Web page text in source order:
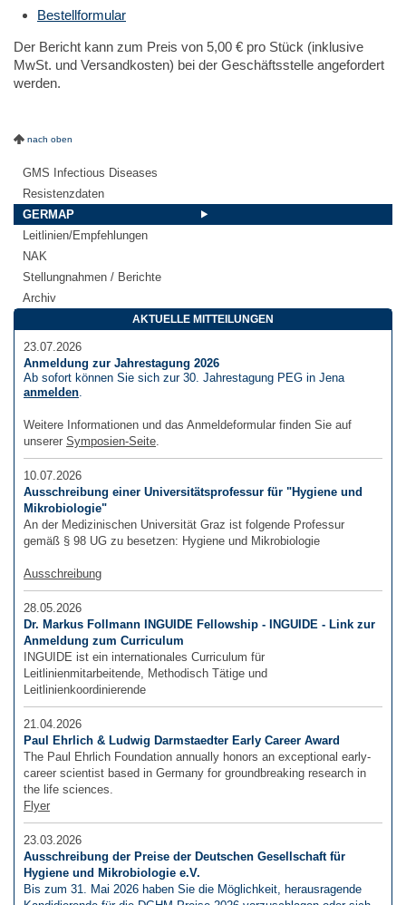
Bestellformular
Der Bericht kann zum Preis von 5,00 € pro Stück (inklusive
MwSt. und Versandkosten) bei der Geschäftsstelle angefordert
werden.
nach oben
GMS Infectious Diseases
Resistenzdaten
GERMAP
Leitlinien/Empfehlungen
NAK
Stellungnahmen / Berichte
Archiv
AKTUELLE MITTEILUNGEN
23.07.2026
Anmeldung zur Jahrestagung 2026
Ab sofort können Sie sich zur 30. Jahrestagung PEG in Jena
anmelden.
Weitere Informationen und das Anmeldeformular finden Sie auf
unserer Symposien-Seite.
10.07.2026
Ausschreibung einer Universitätsprofessur für "Hygiene und
Mikrobiologie"
An der Medizinischen Universität Graz ist folgende Professur
gemäß § 98 UG zu besetzen: Hygiene und Mikrobiologie
Ausschreibung
28.05.2026
Dr. Markus Follmann INGUIDE Fellowship - INGUIDE - Link zur
Anmeldung zum Curriculum
INGUIDE ist ein internationales Curriculum für
Leitlinienmitarbeitende, Methodisch Tätige und
Leitlinienkoordinierende
21.04.2026
Paul Ehrlich & Ludwig Darmstaedter Early Career Award
The Paul Ehrlich Foundation annually honors an exceptional early-
career scientist based in Germany for groundbreaking research in
the life sciences.
Flyer
23.03.2026
Ausschreibung der Preise der Deutschen Gesellschaft für
Hygiene und Mikrobiologie e.V.
Bis zum 31. Mai 2026 haben Sie die Möglichkeit, herausragende